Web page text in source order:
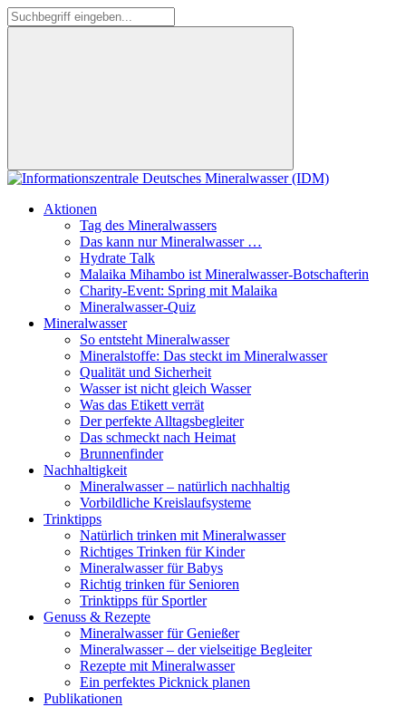
Aktionen
Tag des Mineralwassers
Das kann nur Mineralwasser …
Hydrate Talk
Malaika Mihambo ist Mineralwasser-Botschafterin
Charity-Event: Spring mit Malaika
Mineralwasser-Quiz
Mineralwasser
So entsteht Mineralwasser
Mineralstoffe: Das steckt im Mineralwasser
Qualität und Sicherheit
Wasser ist nicht gleich Wasser
Was das Etikett verrät
Der perfekte Alltagsbegleiter
Das schmeckt nach Heimat
Brunnenfinder
Nachhaltigkeit
Mineralwasser – natürlich nachhaltig
Vorbildliche Kreislaufsysteme
Trinktipps
Natürlich trinken mit Mineralwasser
Richtiges Trinken für Kinder
Mineralwasser für Babys
Richtig trinken für Senioren
Trinktipps für Sportler
Genuss & Rezepte
Mineralwasser für Genießer
Mineralwasser – der vielseitige Begleiter
Rezepte mit Mineralwasser
Ein perfektes Picknick planen
Publikationen